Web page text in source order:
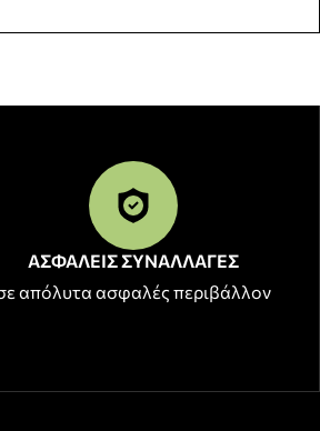
ΑΣΦΑΛΕΙΣ ΣΥΝΑΛΛΑΓΕΣ
απόλυτα ασφαλές περιβάλλον